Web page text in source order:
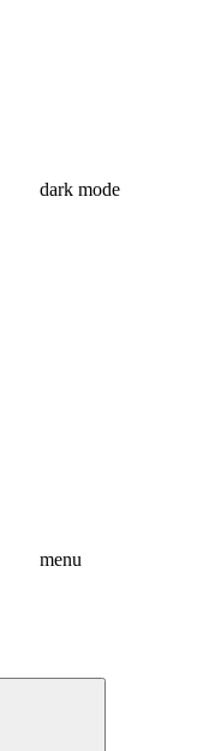
dark mode
menu